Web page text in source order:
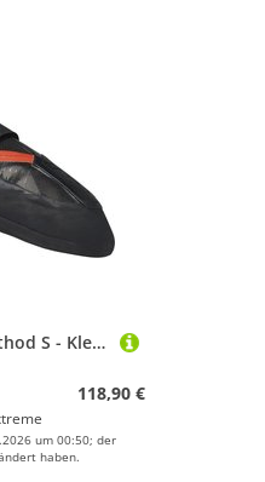
Black Diamond Method S - Kletterschuhe
118,90 €
um 00:50; der
haben.